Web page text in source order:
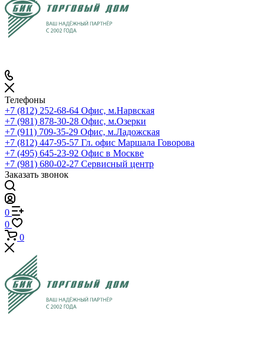
Телефоны
+7 (812) 252-68-64 Офис, м.Нарвская
+7 (981) 878-30-28 Офис, м.Озерки
+7 (911) 709-35-29 Офис, м.Ладожская
+7 (812) 447-95-57 Гл. офис Маршала Говорова
+7 (495) 645-23-92 Офис в Москве
+7 (981) 680-02-27 Сервисный центр
Заказать звонок
0
0
0